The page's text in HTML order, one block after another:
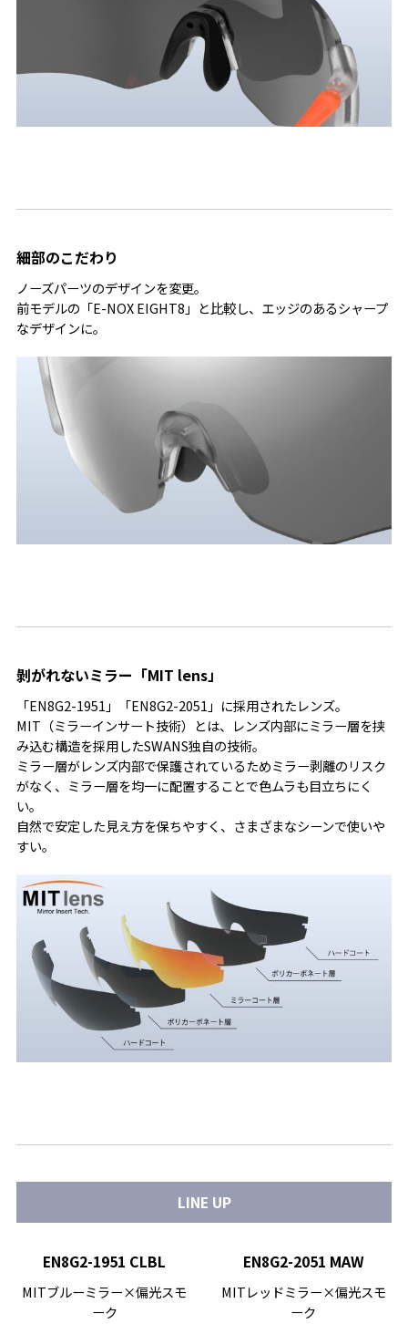
細部のこだわり
ノーズパーツのデザインを変更。
前モデルの「E-NOX EIGHT8」と比較し、エッジのあるシャープ
なデザインに。
剝がれないミラー「MIT lens」
「EN8G2-1951」「EN8G2-2051」に採用されたレンズ。
MIT（ミラーインサート技術）とは、レンズ内部にミラー層を挟
み込む構造を採用したSWANS独自の技術。
ミラー層がレンズ内部で保護されているためミラー剥離のリスク
がなく、ミラー層を均一に配置することで色ムラも目立ちにく
い。
自然で安定した見え方を保ちやすく、さまざまなシーンで使いや
すい。
LINE UP
EN8G2-1951 CLBL
MITブルーミラー×偏光スモ
ーク
EN8G2-2051 MAW
MITレッドミラー×偏光スモ
ーク